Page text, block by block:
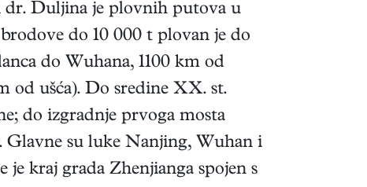
dr. Duljina je plovnih putova u
do 10 000 t plovan je do
do Wuhana, 1100 km od
od ušća). Do sredine XX. st.
do izgradnje prvoga mosta
Glavne su luke Nanjing, Wuhan i
kraj grada Zhenjianga spojen s